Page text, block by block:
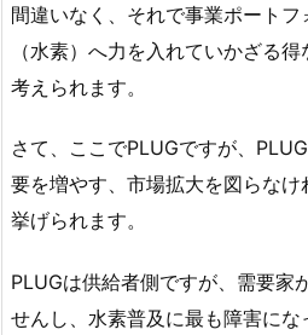
間違いなく、それで事業ポート
（水素）へ力を入れていかざる
考えられます。
さて、ここでPLUGですが、
要を増やす、市場拡大を図らな
挙げられます。
PLUGは供給者側ですが、需要家
せんし、水素普及に最も障害に